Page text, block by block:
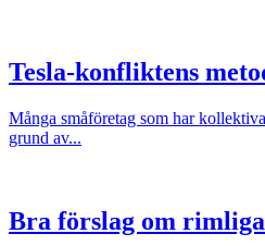
Tesla-konfliktens
Många småföretag som har
grund av...
Bra förslag om